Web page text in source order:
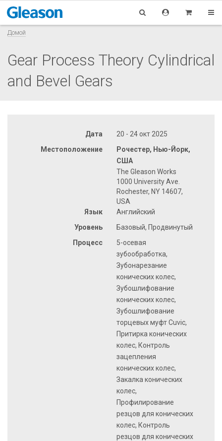
Домой
Gear Process Theory Cylindrical
and Bevel Gears
Дата
20 - 24 окт 2025
Местоположение
Рочестер, Нью-Йорк,
США
The Gleason Works
1000 University Ave.
Rochester, NY 14607,
USA
Язык
Английский
Уровень
Базовый, Продвинутый
Процесс
5-осевая
зубообработка,
Зубонарезание
конических колес,
Зубошлифование
конических колес,
Зубошлифование
торцевых муфт Cuvic,
Притирка конических
колес, Контроль
зацепления
конических колес,
Закалка конических
колес,
Профилирование
резцов для конических
колес, Контроль
резцов для конических